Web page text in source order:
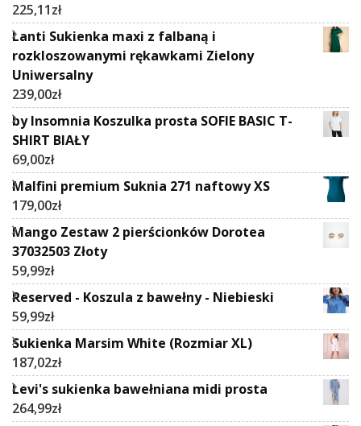
225,11zł
Lanti Sukienka maxi z falbaną i
rozkloszowanymi rękawkami Zielony
Uniwersalny
239,00zł
by Insomnia Koszulka prosta SOFIE BASIC T-
SHIRT BIAŁY
69,00zł
Malfini premium Suknia 271 naftowy XS
179,00zł
Mango Zestaw 2 pierścionków Dorotea
37032503 Złoty
59,99zł
Reserved - Koszula z bawełny - Niebieski
59,99zł
Sukienka Marsim White (Rozmiar XL)
187,02zł
Levi's sukienka bawełniana midi prosta
264,99zł